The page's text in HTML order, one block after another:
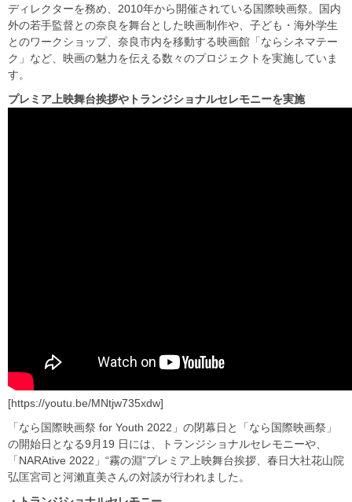
ディレクターを務め、2010年から開催されている国際映画祭。国内
外の若手監督との奈良を舞台とした映画制作や、子ども・海外学生
とのワークショップ、奈良市内を移動する映画館「ならシネマテー
ク」など、映画の魅力を伝える数々のプロジェクトを実施していま
す。
プレミア上映舞台挨拶やトランジショナルセレモニーを実施
[https://youtu.be/MNtjw735xdw]
「なら国際映画祭 for Youth 2022」の閉幕日と「なら国際映画祭」
の開始日となる9月19 日には、トランジショナルセレモニーや、
「NARAtive 2022」“霧の淵”プレミア上映舞台挨拶、春日大社花山院
弘匡宮司と河瀨直美さんの対談が行われました。